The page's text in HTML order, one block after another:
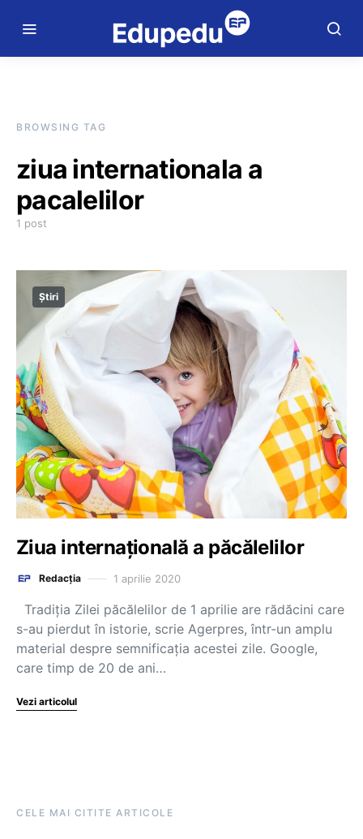
BROWSING TAG
ziua internationala a
pacalelilor
1 post
Știri
Ziua internaţională a păcălelilor
Redacția 1 aprilie 2020
Tradiţia Zilei păcălelilor de 1 aprilie are rădăcini care
s-au pierdut în istorie, scrie Agerpres, într-un amplu
material despre semnificația acestei zile. Google,
care timp de 20 de ani…
Vezi articolul
CELE MAI CITITE ARTICOLE